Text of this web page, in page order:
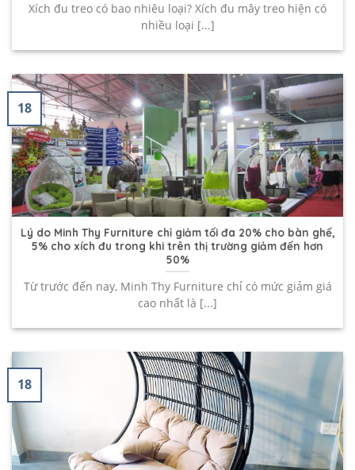
Xích đu treo có bao nhiêu loại? Xích đu mây treo hiện có
nhiều loại [...]
Lý do Minh Thy Furniture chỉ giảm tối đa 20% cho bàn ghế,
5% cho xích đu trong khi trên thị trường giảm đến hơn
50%
Từ trước đến nay, Minh Thy Furniture chỉ có mức giảm giá
cao nhất là [...]
18
18